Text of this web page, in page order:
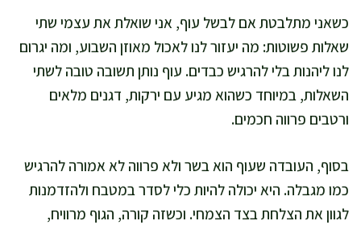
כשאני מתלבטת אם לבשל עוף, אני שואלת את עצמי שתי
שאלות פשוטות: מה יעזור לנו לאכול מאוזן השבוע, ומה יגרום
לנו ליהנות בלי להרגיש כבדים. עוף נותן תשובה טובה לשתי
השאלות, במיוחד כשהוא מגיע עם ירקות, דגנים מלאים
ורטבים פרווה חכמים.
בסוף, העובדה שעוף הוא בשר ולא פרווה לא אמורה להרגיש
כמו מגבלה. היא יכולה להיות כלי לסדר במטבח ולהזדמנות
לגוון את הצלחת בצד הצמחי. וכשזה קורה, הגוף מרוויח,